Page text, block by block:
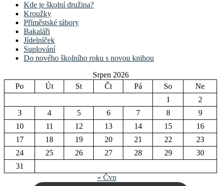
Kde je školní družina?
Kroužky
Příměstské tábory
Bakaláři
Jídelníček
Suplování
Do nového školního roku s novou knihou
Srpen 2026
Po
Út St Čt Pá So
Ne
1
2
3
4 5 6 7 8
9
10
11 12 13 14 15
16
17
18 19 20 21 22
23
24
25 26 27 28 29
30
31
« Čvn